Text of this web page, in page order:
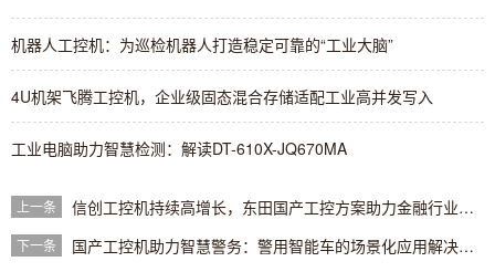
机器人工控机：为巡检机器人打造稳定可靠的“工业大脑”
4U机架飞腾工控机，企业级固态混合存储适配工业高并发写入
工业电脑助力智慧检测：解读DT-610X-JQ670MA
上一条 信创工控机持续高增长，东田国产工控方案助力金融行业安全可控
下一条 国产工控机助力智慧警务：警用智能车的场景化应用解决方案